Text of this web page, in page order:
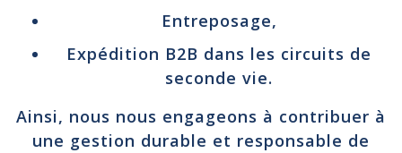
Entreposage,
Expédition B2B dans les circuits de
seconde vie.
Ainsi, nous nous engageons à contribuer à
une gestion durable et responsable de